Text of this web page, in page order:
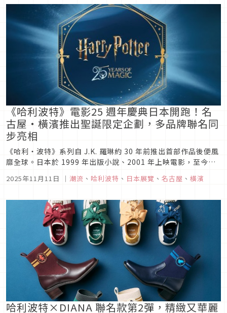
導入了繁體中...
《哈利波特》電影25 週年慶典日本開跑！名
古屋・橫濱推出聖誕限定企劃，多品牌聯名同
步亮相
《哈利・波特》系列自 J.K. 羅琳約 30 年前推出首部作品後便風
靡全球。日本於 1999 年出版小說、2001 年上映電影，至今仍
深受各世代粉絲喜愛。日本粉絲也透過多種方式體驗哈利波特的
魅力，例如參觀「東京華納兄弟哈利波特影城」、造訪日本環球
2025年11月11日 ｜ 潮流 、 哈利波特 、 日本展覽 、 名古屋 、 橫濱
哈利波特×DIANA 聯名款第2彈，精緻又華麗